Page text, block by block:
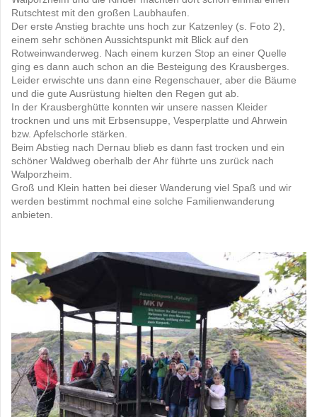
Rutschtest mit den großen Laubhaufen.
Der erste Anstieg brachte uns hoch zur Katzenley (s. Foto 2),
einem sehr schönen Aussichtspunkt mit Blick auf den
Rotweinwanderweg. Nach einem kurzen Stop an einer Quelle
ging es dann auch schon an die Besteigung des Krausberges.
Leider erwischte uns dann eine Regenschauer, aber die Bäume
und die gute Ausrüstung hielten den Regen gut ab.
In der Krausberghütte konnten wir unsere nassen Kleider
trocknen und uns mit Erbsensuppe, Vesperplatte und Ahrwein
bzw. Apfelschorle stärken.
Beim Abstieg nach Dernau blieb es dann fast trocken und ein
schöner Waldweg oberhalb der Ahr führte uns zurück nach
Walporzheim.
Groß und Klein hatten bei dieser Wanderung viel Spaß und wir
werden bestimmt nochmal eine solche Familienwanderung
anbieten.